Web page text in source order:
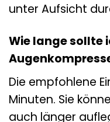
unter Aufsicht
Wie lange sollte
Die empfohlene
Minuten. Sie
auch länger